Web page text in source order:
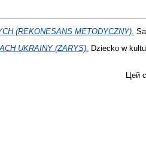
(REKONESANS METODYCZNY).
UKRAINY (ZARYS). Dziecko w
Цей